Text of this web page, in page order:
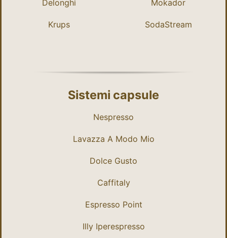
Delonghi
Krups
Mokador
SodaStream
Sistemi capsule
Nespresso
Lavazza A Modo Mio
Dolce Gusto
Caffitaly
Espresso Point
Illy Iperespresso